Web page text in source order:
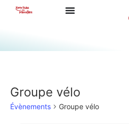
Groupe vélo
Évènements Groupe vélo